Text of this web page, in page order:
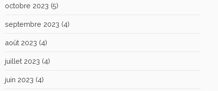
octobre 2023 (5)
septembre 2023 (4)
août 2023 (4)
juillet 2023 (4)
juin 2023 (4)